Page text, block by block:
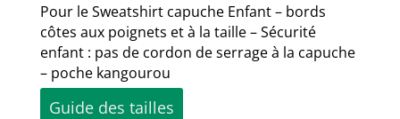
Pour le Sweatshirt capuche Enfant – bords
côtes aux poignets et à la taille – Sécurité
enfant : pas de cordon de serrage à la capuche
– poche kangourou
Guide des tailles